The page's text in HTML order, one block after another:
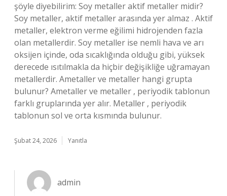
şöyle diyebilirim: Soy metaller aktif metaller midir?
Soy metaller, aktif metaller arasında yer almaz . Aktif
metaller, elektron verme eğilimi hidrojenden fazla
olan metallerdir. Soy metaller ise nemli hava ve arı
oksijen içinde, oda sıcaklığında olduğu gibi, yüksek
derecede ısıtılmakla da hiçbir değişikliğe uğramayan
metallerdir. Ametaller ve metaller hangi grupta
bulunur? Ametaller ve metaller , periyodik tablonun
farklı gruplarında yer alır. Metaller , periyodik
tablonun sol ve orta kısmında bulunur.
Şubat 24, 2026 Yanıtla
admin